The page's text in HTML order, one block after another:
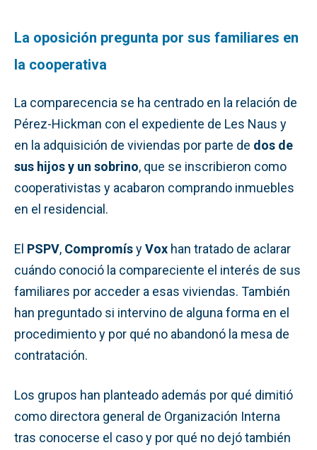
La oposición pregunta por sus familiares en
la cooperativa
La comparecencia se ha centrado en la relación de
Pérez-Hickman con el expediente de Les Naus y
en la adquisición de viviendas por parte de dos de
sus hijos y un sobrino, que se inscribieron como
cooperativistas y acabaron comprando inmuebles
en el residencial.
El PSPV, CompromísyVox han tratado de aclarar
cuándo conoció la compareciente el interés de sus
familiares por acceder a esas viviendas. También
han preguntado si intervino de alguna forma en el
procedimiento y por qué no abandonó la mesa de
contratación.
Los grupos han planteado además por qué dimitió
como directora general de Organización Interna
tras conocerse el caso y por qué no dejó también